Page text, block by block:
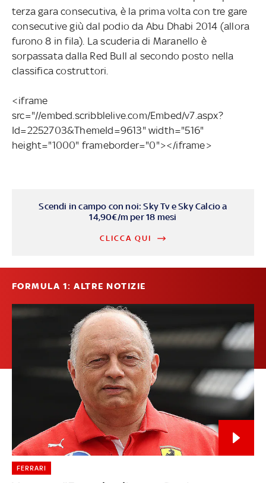
terza gara consecutiva, è la prima volta con tre gare
consecutive giù dal podio da Abu Dhabi 2014 (allora
furono 8 in fila). La scuderia di Maranello è
sorpassata dalla Red Bull al secondo posto nella
classifica costruttori.
<iframe
src="//embed.scribblelive.com/Embed/v7.aspx?
Id=2252703&ThemeId=9613" width="516"
height="1000" frameborder="0"></iframe>
Scendi in campo con noi: Sky Tv e Sky Calcio a
14,90€/m per 18 mesi
CLICCA QUI
FORMULA 1: ALTRE NOTIZIE
FERRARI